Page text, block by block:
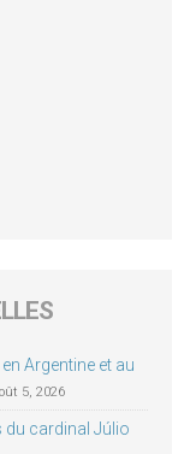
Argentine et au
5, 2026
du cardinal Júlio